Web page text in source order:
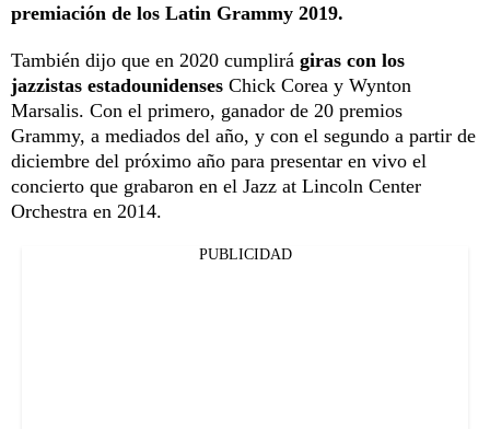
premiación de los Latin Grammy 2019.
También dijo que en 2020 cumplirá giras con los
jazzistas estadounidenses Chick Corea y Wynton
Marsalis. Con el primero, ganador de 20 premios
Grammy, a mediados del año, y con el segundo a partir de
diciembre del próximo año para presentar en vivo el
concierto que grabaron en el Jazz at Lincoln Center
Orchestra en 2014.
PUBLICIDAD